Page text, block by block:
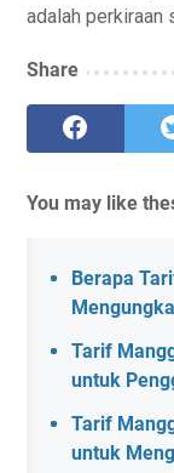
adalah perkiraan
Share
You may like
Berapa
Tarif
untuk
Tarif
untuk